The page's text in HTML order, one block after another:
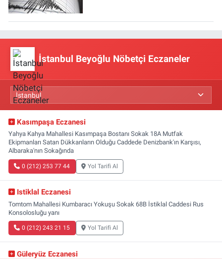
İstanbul Beyoğlu Nöbetçi Eczaneler
Kasımpaşa Eczanesi
Yahya Kahya Mahallesi Kasımpaşa Bostanı Sokak 18A Mutfak
Ekipmanları Satan Dükkanların Olduğu Caddede Denizbank'ın Karşısı,
Albaraka'nın Sokağında
0 (212) 253 77 44 Yol Tarifi Al
Istiklal Eczanesi
Tomtom Mahallesi Kumbaracı Yokuşu Sokak 68B İstiklal Caddesi Rus
Konsolosluğu yanı
0 (212) 243 21 15 Yol Tarifi Al
Güleryüz Eczanesi